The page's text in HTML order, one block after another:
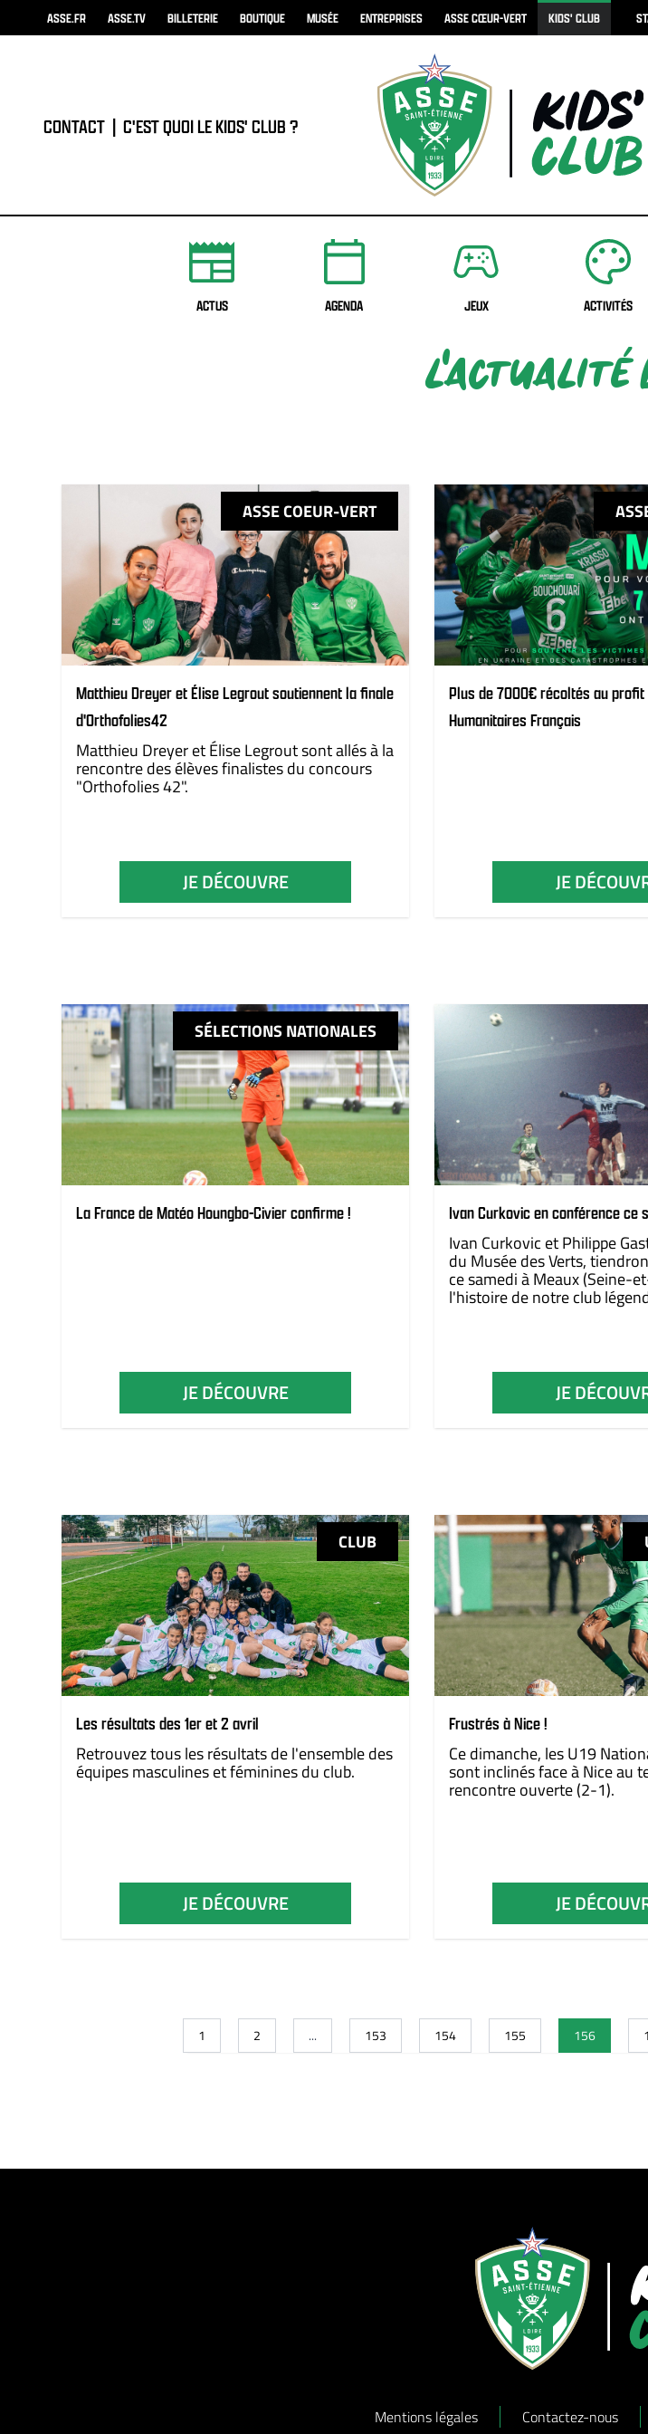
ASSE.FR ASSE.TV BILLETERIE BOUTIQUE MUSÉE ENTREPRISES ASSE CŒUR-VERT KIDS' CLUB
CONTACT | C'EST QUOI LE KIDS' CLUB ?
ACTUS AGENDA JEUX ACTIVITÉS
L'ACTUALITÉ
ASSE COEUR-VERT
Matthieu Dreyer et Élise Legrout soutiennent la finale
d'Orthofolies42
Matthieu Dreyer et Élise Legrout sont allés à la
rencontre des élèves finalistes du concours
"Orthofolies 42".
JE DÉCOUVRE
Plus de 7000€ récoltés au profit
Humanitaires Français
JE
SÉLECTIONS NATIONALES
La France de Matéo Houngbo-Civier confirme !
JE DÉCOUVRE
Ivan Curkovic en conférence ce
Ivan Curkovic et Philippe
du Musée des Verts,
ce samedi à Meaux (Seine-
l'histoire de notre club
JE
CLUB
Les résultats des 1er et 2 avril
Retrouvez tous les résultats de l'ensemble des
équipes masculines et féminines du club.
JE DÉCOUVRE
Frustrés à Nice !
Ce dimanche, les U19
sont inclinés face à Nice au
rencontre ouverte (2-1).
JE
1 2 ... 153 154 155 156
Mentions légales Contactez-nous